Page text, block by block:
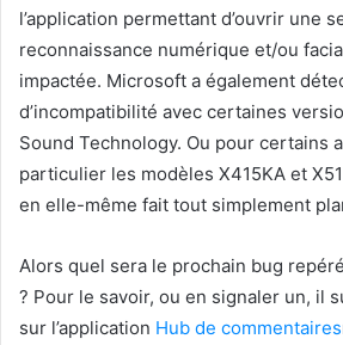
l’application permettant d’ouvrir une
reconnaissance numérique et/ou
impactée. Microsoft a également
d’incompatibilité avec certaines
Sound Technology. Ou pour certains
particulier les modèles X415KA et
en elle-même fait tout simplement
Alors quel sera le prochain bug
? Pour le savoir, ou en signaler un, il
sur l’application Hub de commentaires